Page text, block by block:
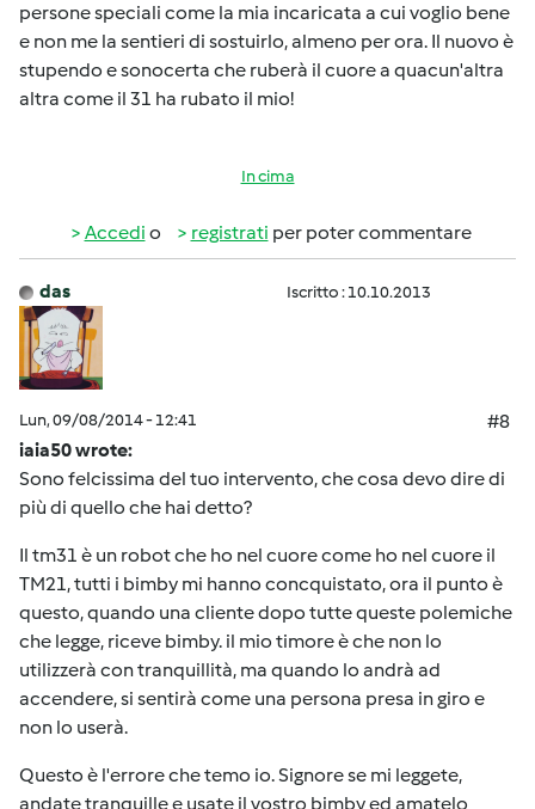
persone speciali come la mia incaricata a cui voglio bene
e non me la sentieri di sostuirlo, almeno per ora. Il nuovo è
stupendo e sonocerta che ruberà il cuore a quacun'altra
altra come il 31 ha rubato il mio!
In cima
Accedi o registrati per poter commentare
das Iscritto : 10.10.2013
Lun, 09/08/2014 - 12:41
#8
iaia50 wrote:
Sono felcissima del tuo intervento, che cosa devo dire di
più di quello che hai detto?
Il tm31 è un robot che ho nel cuore come ho nel cuore il
TM21, tutti i bimby mi hanno concquistato, ora il punto è
questo, quando una cliente dopo tutte queste polemiche
che legge, riceve bimby. il mio timore è che non lo
utilizzerà con tranquillità, ma quando lo andrà ad
accendere, si sentirà come una persona presa in giro e
non lo userà.
Questo è l'errore che temo io. Signore se mi leggete,
andate tranquille e usate il vostro bimby ed amatelo